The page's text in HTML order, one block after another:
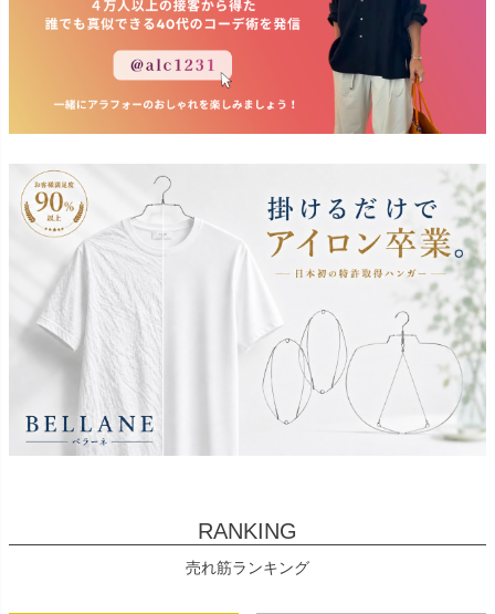
RANKING
売れ筋ランキング